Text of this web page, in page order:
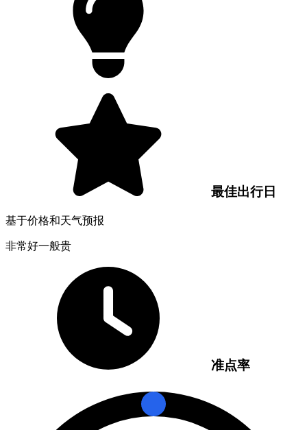
最佳出行日
基于价格和天气预报
非常好一般贵
准点率